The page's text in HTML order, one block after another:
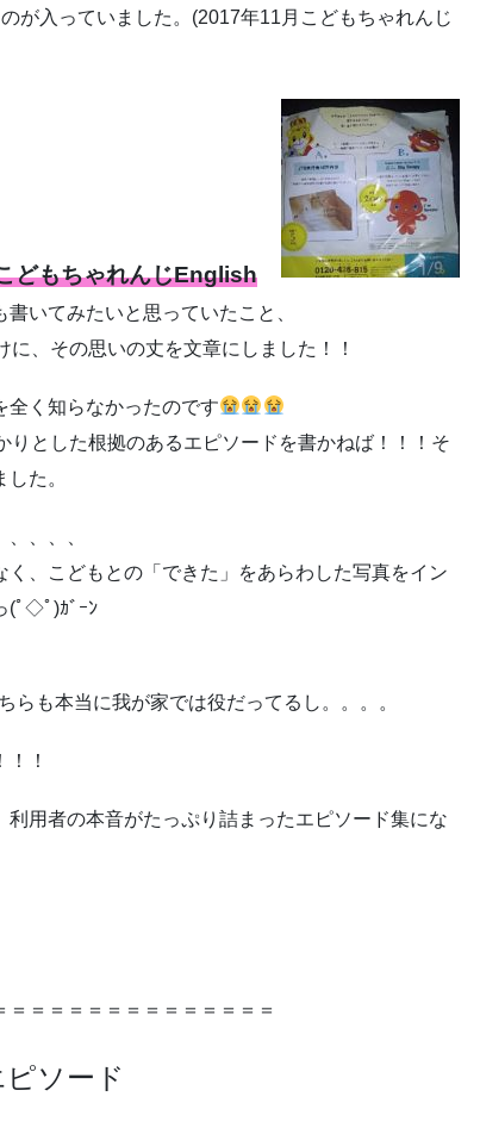
が入っていました。(2017年11月こどもちゃれんじ
どもちゃれんじEnglish
いてみたいと思っていたこと、
、その思いの丈を文章にしました！！
全く知らなかったのです
とした根拠のあるエピソードを書かねば！！！そ
た。
、、、
、こどもとの「できた」をあらわした写真をイン
(ﾟ◇ﾟ)ｶﾞｰﾝ
も本当に我が家では役だってるし。。。。
！
用者の本音がたっぷり詰まったエピソード集にな
＝＝＝＝＝＝＝＝＝＝＝＝＝
ソード